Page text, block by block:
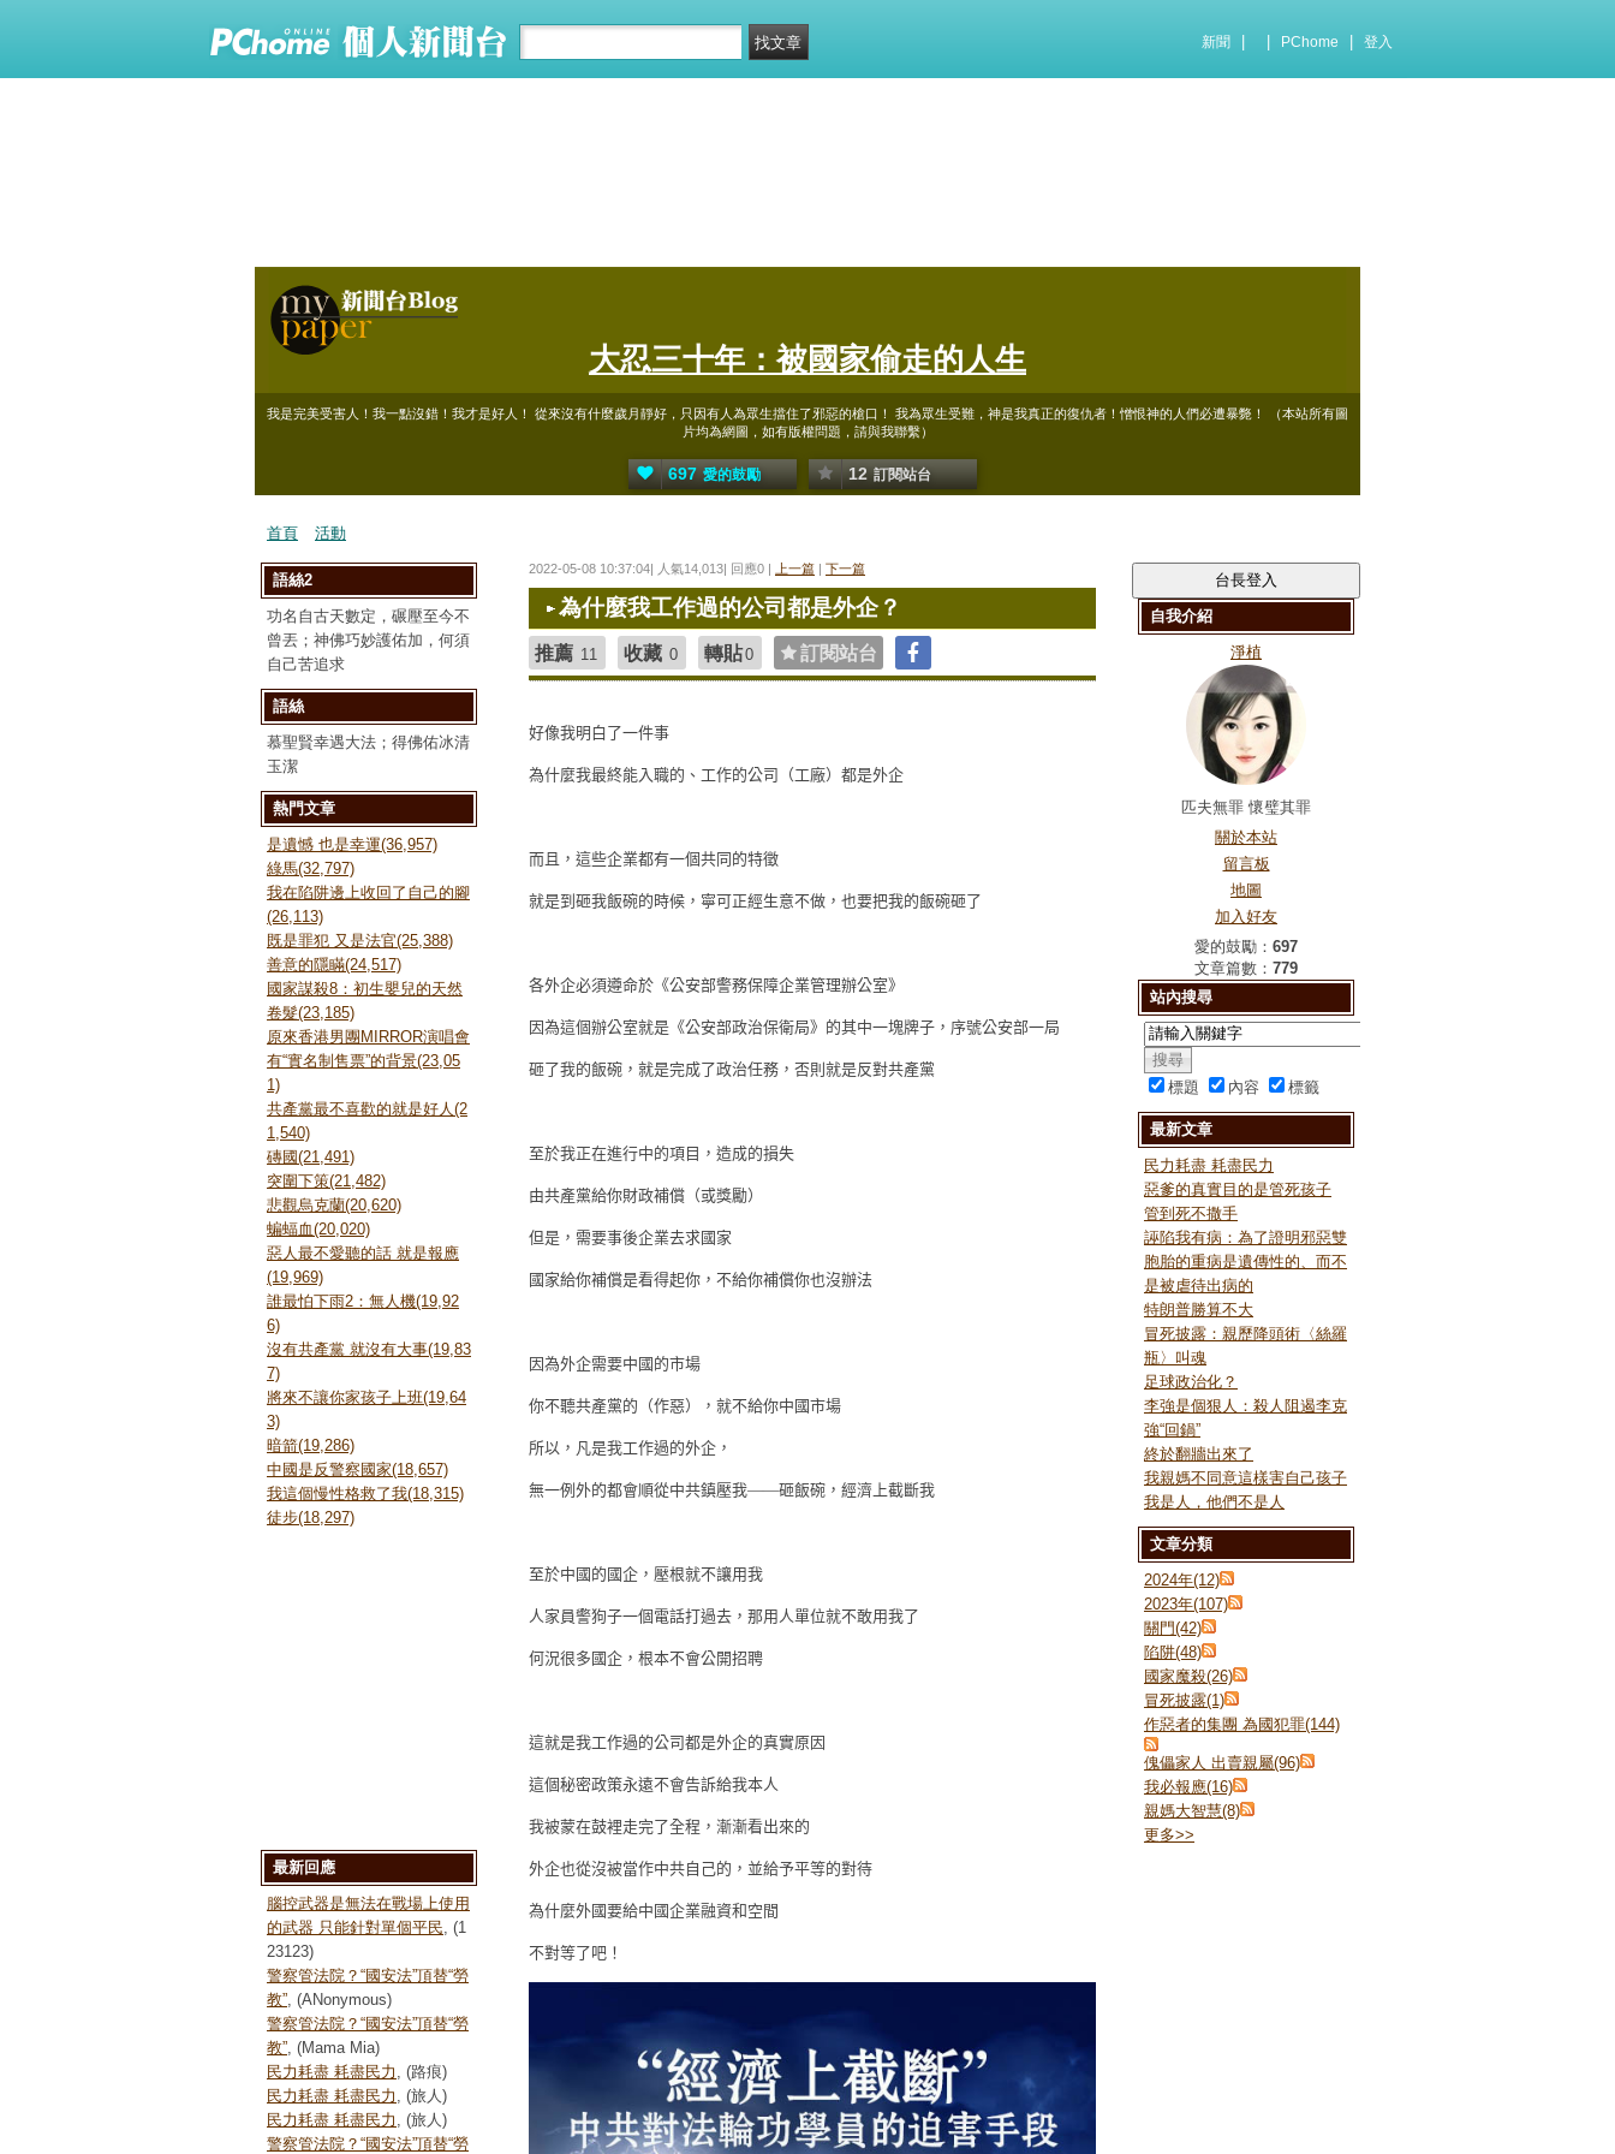
新聞 PChome 登入
大忍三十年：被國家偷走的人生
我是完美受害人！我一點沒錯！我才是好人！ 從來沒有什麼歲月靜好，只因有人為眾生擋住了邪惡的槍口！ 我為眾生受難，神是我真正的復仇者！憎恨神的人們必遭暴斃！ （本站所有圖
片均為網圖，如有版權問題，請與我聯繫）
697 愛的鼓勵 12 訂閱站台
首頁 活動
2022-05-08 10:37:04| 人氣14,013| 回應0 | 上一篇 | 下一篇
為什麼我工作過的公司都是外企？
推薦 11 收藏 0 轉貼0 訂閱站台
好像我明白了一件事
為什麼我最終能入職的、工作的公司（工廠）都是外企
而且，這些企業都有一個共同的特徵
就是到砸我飯碗的時候，寧可正經生意不做，也要把我的飯碗砸了
各外企必須遵命於《公安部警務保障企業管理辦公室》
因為這個辦公室就是《公安部政治保衛局》的其中一塊牌子，序號公安部一局
砸了我的飯碗，就是完成了政治任務，否則就是反對共產黨
至於我正在進行中的項目，造成的損失
由共產黨給你財政補償（或獎勵）
但是，需要事後企業去求國家
國家給你補償是看得起你，不給你補償你也沒辦法
因為外企需要中國的市場
你不聽共產黨的（作惡），就不給你中國市場
所以，凡是我工作過的外企，
無一例外的都會順從中共鎮壓我——砸飯碗，經濟上截斷我
至於中國的國企，壓根就不讓用我
人家員警狗子一個電話打過去，那用人單位就不敢用我了
何況很多國企，根本不會公開招聘
這就是我工作過的公司都是外企的真實原因
這個秘密政策永遠不會告訴給我本人
我被蒙在鼓裡走完了全程，漸漸看出來的
外企也從沒被當作中共自己的，並給予平等的對待
為什麼外國要給中國企業融資和空間
不對等了吧！
自我介紹
淨植
匹夫無罪 懷璧其罪
關於本站
留言板
地圖
加入好友
愛的鼓勵： 697
文章篇數： 779
站內搜尋
標題 內容 標籤
最新文章
民力耗盡 耗盡民力
惡爹的真實目的是管死孩子
管到死不撒手
誣陷我有病：為了證明邪惡雙
胞胎的重病是遺傳性的、而不
是被虐待出病的
特朗普勝算不大
冒死披露：親歷降頭術〈絲羅
瓶〉叫魂
足球政治化？
李強是個狠人：殺人阻遏李克
強“回鍋”
終於翻牆出來了
我親媽不同意這樣害自己孩子
我是人，他們不是人
文章分類
2024年(12)
2023年(107)
關門(42)
陷阱(48)
國家魔殺(26)
冒死披露(1)
作惡者的集團 為國犯罪(144)
傀儡家人 出賣親屬(96)
我必報應(16)
親媽大智慧(8)
更多>>
語絲2
功名自古天數定，碾壓至今不
曾丟；神佛巧妙護佑加，何須
自己苦追求
語絲
慕聖賢幸遇大法；得佛佑冰清
玉潔
熱門文章
是遺憾 也是幸運(36,957)
綠馬(32,797)
我在陷阱邊上收回了自己的腳
(26,113)
既是罪犯 又是法官(25,388)
善意的隱瞞(24,517)
國家謀殺8：初生嬰兒的天然
卷髮(23,185)
原來香港男團MIRROR演唱會
有“實名制售票”的背景(23,05
1)
共產黨最不喜歡的就是好人(2
1,540)
磚國(21,491)
突圍下策(21,482)
悲觀烏克蘭(20,620)
蝙蝠血(20,020)
惡人最不愛聽的話 就是報應
(19,969)
誰最怕下雨2：無人機(19,92
6)
沒有共產黨 就沒有大事(19,83
7)
將來不讓你家孩子上班(19,64
3)
暗箭(19,286)
中國是反警察國家(18,657)
我這個慢性格救了我(18,315)
徒步(18,297)
最新回應
腦控武器是無法在戰場上使用
的武器 只能針對單個平民 , (1
23123)
警察管法院？“國安法”頂替“勞
教” , (ANonymous)
警察管法院？“國安法”頂替“勞
教” , (Mama Mia)
民力耗盡 耗盡民力
, (路痕)
民力耗盡 耗盡民力
, (旅人)
民力耗盡 耗盡民力
, (旅人)
警察管法院？“國安法”頂替“勞